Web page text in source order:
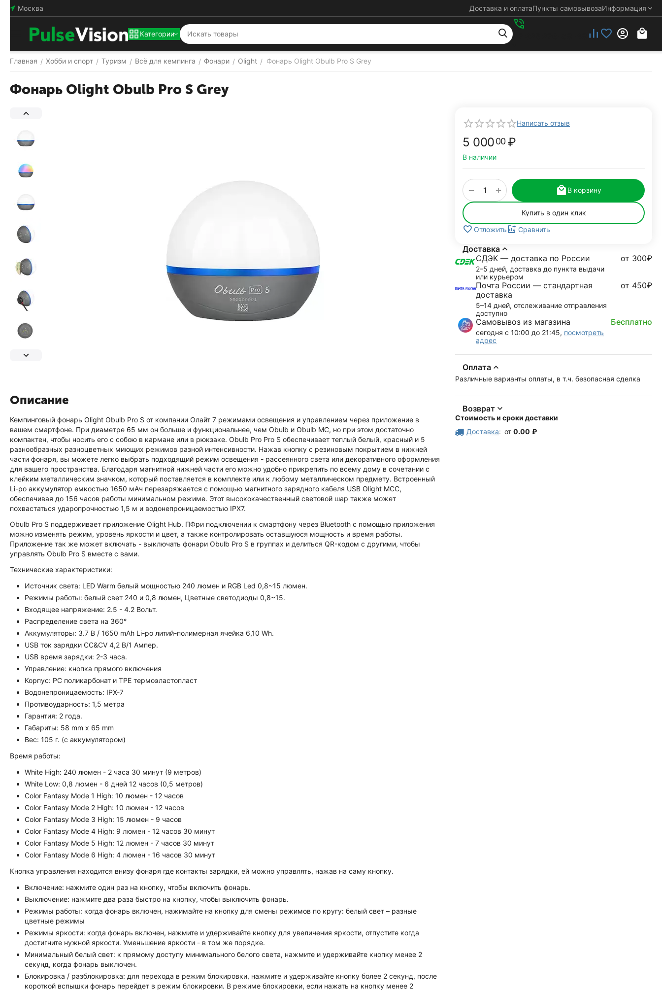
Москва Доставка и оплатаПункты самовывозаИнформация
Категории
Главная / Хобби и спорт / Туризм / Всё для кемпинга / Фонари / Olight / Фонарь Olight Obulb Pro S Grey
Фонарь Olight Obulb Pro S Grey
Написать отзыв
5 00000 ₽
В наличии
+
− В корзину
Купить в один клик
Отложить
Сравнить
Доставка
СДЭК — доставка по России
2–5 дней, доставка до пункта выдачи
или курьером
от 300₽
Почта России — стандартная
доставка
5–14 дней, отслеживание отправления
доступно
от 450₽
Самовывоз из магазина
сегодня с 10:00 до 21:45, посмотреть
адрес
Бесплатно
Оплата
Различные варианты оплаты, в т.ч. безопасная сделка
Возврат
Стоимость и сроки доставки
Доставка: от 0.00 ₽
Описание
Кемпинговый фонарь Olight Obulb Pro S от компании Олайт 7 режимами освещения и управлением через приложение в
вашем смартфоне. При диаметре 65 мм он больше и функциональнее, чем Obulb и Obulb MC, но при этом достаточно
компактен, чтобы носить его с собою в кармане или в рюкзаке. Obulb Pro Pro S обеспечивает теплый белый, красный и 5
разнообразных разноцветных миющих режимов разной интенсивности. Нажав кнопку с резиновым покрытием в нижней
части фонаря, вы можете легко выбрать подходящий режим освещения - рассеянного света или декоративного оформления
для вашего пространства. Благодаря магнитной нижней части его можно удобно прикрепить по всему дому в сочетании с
клейким металлическим значком, который поставляется в комплекте или к любому металлическом предмету. Встроенный
Li-po аккумулятор емкостью 1650 мАч перезаряжается с помощью магнитного зарядного кабеля USB Olight MCC,
обеспечивая до 156 часов работы минимальном режиме. Этот высококачественный световой шар также может
похвастаться ударопрочностью 1,5 м и водонепроницаемостью IPX7.
Obulb Pro S поддерживает приложение Olight Hub. ПФри подключении к смартфону через Bluetooth с помощью приложения
можно изменять режим, уровень яркости и цвет, а также контролировать оставшуюся мощность и время работы.
Приложение так же может включать - выключать фонари Obulb Pro S в группах и делиться QR-кодом с другими, чтобы
управлять Obulb Pro S вместе с вами.
Технические характеристики:
Источник света: LED Warm белый мощностью 240 люмен и RGB Led 0,8~15 люмен.
Режимы работы: белый свет 240 и 0,8 люмен, Цветные светодиоды 0,8~15.
Входящее напряжение: 2.5 - 4.2 Вольт.
Распределение света на 360°
Аккумуляторы: 3.7 В / 1650 mAh Li-po литий-полимерная ячейка 6,10 Wh.
USB ток зарядки СС&CV 4,2 В/1 Aмпер.
USB время зарядки: 2-3 часа.
Управление: кнопка прямого включения
Корпус: PC поликарбонат и TPE термоэластопласт
Водонепроницаемость: IPX-7
Противоударность: 1,5 метра
Гарантия: 2 года.
Габариты: 58 mm x 65 mm
Вес: 105 г. (с аккумулятором)
Время работы:
White High: 240 люмен - 2 часа 30 минут (9 метров)
White Low: 0,8 люмен - 6 дней 12 часов (0,5 метров)
Color Fantasy Mode 1 High: 10 люмен - 12 часов
Color Fantasy Mode 2 High: 10 люмен - 12 часов
Color Fantasy Mode 3 High: 15 люмен - 9 часов
Color Fantasy Mode 4 High: 9 люмен - 12 часов 30 минут
Color Fantasy Mode 5 High: 12 люмен - 7 часов 30 минут
Color Fantasy Mode 6 High: 4 люмен - 16 часов 30 минут
Кнопка управления находится внизу фонаря где контакты зарядки, ей можно управлять, нажав на саму кнопку.
Включение: нажмите один раз на кнопку, чтобы включить фонарь.
Выключение: нажмите два раза быстро на кнопку, чтобы выключить фонарь.
Режимы работы: когда фонарь включен, нажимайте на кнопку для смены режимов по кругу: белый свет – разные
цветные режимы
Режимы яркости: когда фонарь включен, нажмите и удерживайте кнопку для увеличения яркости, отпустите когда
достигните нужной яркости. Уменьшение яркости - в том же порядке.
Минимальный белый свет: к прямому доступу минимального белого света, нажмите и удерживайте кнопку менее 2
секунд, когда фонарь выключен.
Блокировка / разблокировка: для перехода в режим блокировки, нажмите и удерживайте кнопку более 2 секунд, после
короткой вспышки фонарь перейдет в режим блокировки. В режиме блокировки, если нажать на кнопку менее 2